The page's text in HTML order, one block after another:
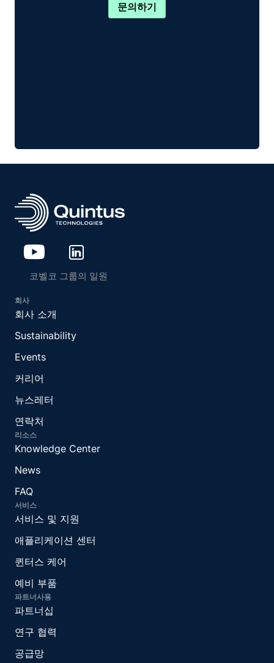
문의하기
코벨코 그룹의 일원
회사
회사 소개
Sustainability
Events
커리어
뉴스레터
연락처
리소스
Knowledge Center
News
FAQ
서비스
서비스 및 지원
애플리케이션 센터
퀸터스 케어
예비 부품
파트너사용
파트너십
연구 협력
공급망